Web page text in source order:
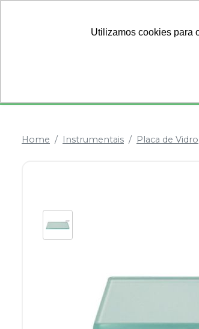
Utilizamos cookies para
Home Instrumentais Placa de Vidro